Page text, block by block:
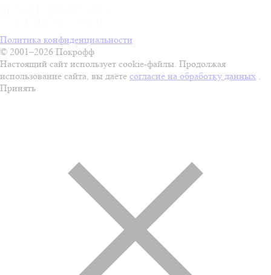
Политика конфиденциальности
© 2001–2026 Покрофф
Настоящий сайт использует cookie-файлы. Продолжая
использование сайта, вы даёте согласие на обработку данных .
Принять